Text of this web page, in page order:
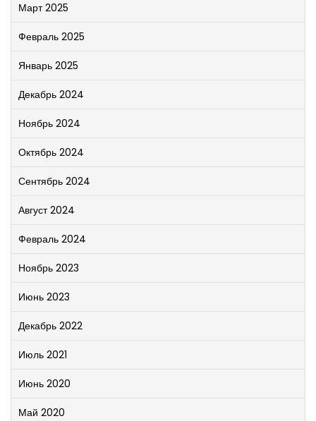
Март 2025
Февраль 2025
Январь 2025
Декабрь 2024
Ноябрь 2024
Октябрь 2024
Сентябрь 2024
Август 2024
Февраль 2024
Ноябрь 2023
Июнь 2023
Декабрь 2022
Июль 2021
Июнь 2020
Май 2020